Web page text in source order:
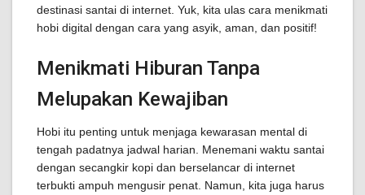
destinasi santai di internet. Yuk, kita ulas cara menikmati
hobi digital dengan cara yang asyik, aman, dan positif!
Menikmati Hiburan Tanpa
Melupakan Kewajiban
Hobi itu penting untuk menjaga kewarasan mental di
tengah padatnya jadwal harian. Menemani waktu santai
dengan secangkir kopi dan berselancar di internet
terbukti ampuh mengusir penat. Namun, kita juga harus